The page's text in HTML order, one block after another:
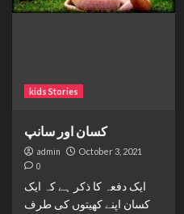
kids Stories
کسان اور سانپ
admin October 3, 2021
0
ایک دفعہ کا ذکر ہے کہ ایک
کسان اپنے کھیتوں کی طرف